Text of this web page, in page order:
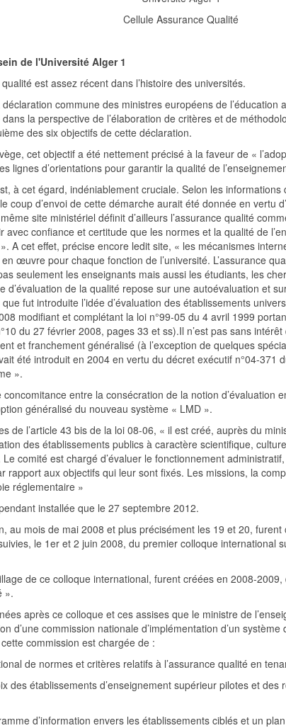
Cellule Assurance Qualité
de l'Université Alger 1
est assez récent dans l’histoire des universités.
commune des ministres européens de l’éducation
dans la perspective de l’élaboration de critères et de
des six objectifs de cette déclaration.
cet objectif a été nettement précisé à la faveur de «
lignes d’orientations pour garantir la qualité de
à cet égard, indéniablement cruciale. Selon les
coup d’envoi de cette démarche aurait été donnée en vertu
site ministériel définit d’ailleurs l’assurance qualité
confiance et certitude que les normes et la qualité de
A cet effet, précise encore ledit site, « les mécanismes
œuvre pour chaque fonction de l’université. L’assurance
seulement les enseignants mais aussi les étudiants, les
d’évaluation de la qualité repose sur une autoévaluation et
fut introduite l’idée d’évaluation des établissements
modifiant et complétant la loi n°99-05 du 4 avril 1999
du 27 février 2008, pages 33 et ss).Il n’est pas sans
et franchement généralisé (à l’exception de quelques
été introduit en 2004 en vertu du décret exécutif n°04-371
».
concomitance entre la consécration de la notion d’évaluation
généralisé du nouveau système « LMD ».
de l’article 43 bis de la loi 08-06, « il est créé, auprès du
des établissements publics à caractère scientifique,
Le comité est chargé d’évaluer le fonctionnement
rapport aux objectifs qui leur sont fixés. Les missions, la
réglementaire »
installée que le 27 septembre 2012.
au mois de mai 2008 et plus précisément les 19 et 20,
le 1er et 2 juin 2008, du premier colloque international
de ce colloque international, furent créées en 2008-
».
après ce colloque et ces assises que le ministre de
d’une commission nationale d’implémentation d’un
commission est chargée de :
de normes et critères relatifs à l’assurance qualité en
des établissements d’enseignement supérieur pilotes et des
d’information envers les établissements ciblés et un